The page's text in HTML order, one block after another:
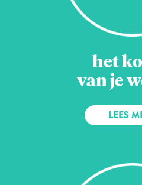
het
van je
LEES